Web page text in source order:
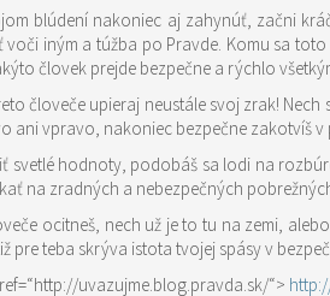
blúdení nakoniec aj zahynúť, začni
iným a túžba po Pravde. Komu sa
človek prejde bezpečne a rýchlo
človeče upieraj neustále svoj zrak!
ani vpravo, nakoniec bezpečne zakotvíš v
svetlé hodnoty, podobáš sa lodi na
na zradných a nebezpečných
ocitneš, nech už je to tu na zemi,
pre teba skrýva istota tvojej spásy v
uvazujme.blog.pravda.sk/“>